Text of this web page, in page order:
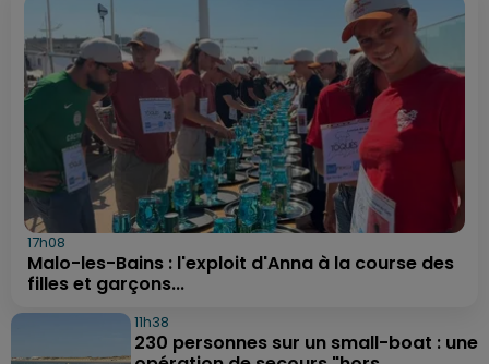
17h08
Malo-les-Bains : l'exploit d'Anna à la course des
filles et garçons...
11h38
230 personnes sur un small-boat : une